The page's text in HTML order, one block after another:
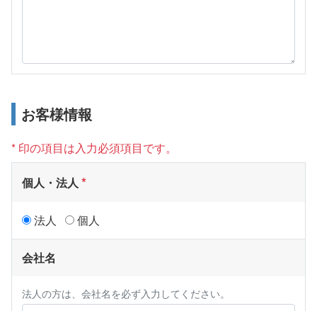
お客様情報
* 印の項目は入力必須項目です。
個人・法人
法人 個人
会社名
法人の方は、会社名を必ず入力してください。